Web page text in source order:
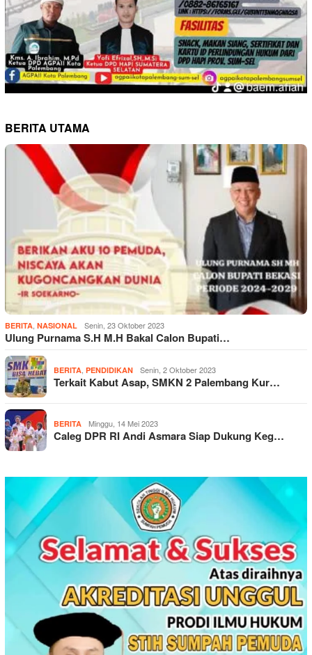
BERITA UTAMA
BERITA, NASIONAL Senin, 23 Oktober 2023
Ulung Purnama S.H M.H Bakal Calon Bupati…
BERITA, PENDIDIKAN Senin, 2 Oktober 2023
Terkait Kabut Asap, SMKN 2 Palembang Kur…
BERITA Minggu, 14 Mei 2023
Caleg DPR RI Andi Asmara Siap Dukung Keg…